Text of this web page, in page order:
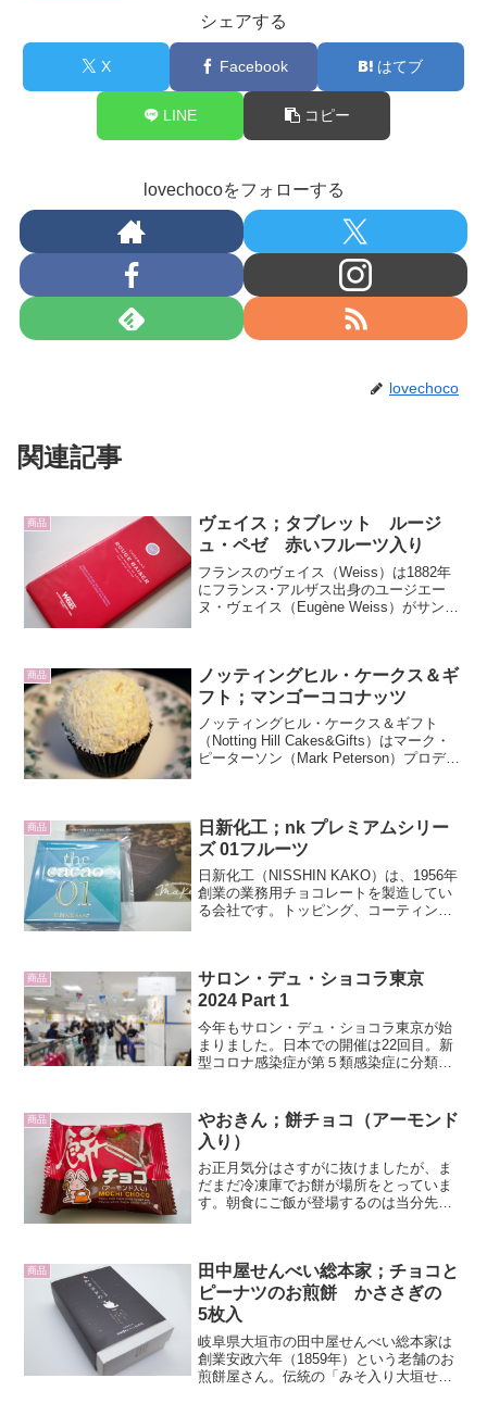
シェアする
X Facebook はてブ
LINE コピー
lovechocoをフォローする
lovechoco
関連記事
商品
ヴェイス；タブレット ルージ
ュ・ペゼ 赤いフルーツ入り
フランスのヴェイス（Weiss）は1882年
にフランス･アルザス出身のユージエー
ヌ・ヴェイス（Eugène Weiss）がサンテ
カー...
商品
ノッティングヒル・ケークス＆ギ
フト；マンゴーココナッツ
ノッティングヒル・ケークス＆ギフト
（Notting Hill Cakes&Gifts）はマーク・
ピーターソン（Mark Peterson）プロデュ
商品
日新化工；nk プレミアムシリー
ズ 01フルーツ
日新化工（NISSHIN KAKO）は、1956年
創業の業務用チョコレートを製造してい
る会社です。トッピング、コーティン
コレートを開発...
商品
サロン・デュ・ショコラ東京
2024 Part 1
今年もサロン・デュ・ショコラ東京が始
まりました。日本での開催は22回目。新
型コロナ感染症が第５類感染症に分類さ
りなイベントが復活したわけではなく、
去年と同じく会場は伊勢...
商品
やおきん；餅チョコ（アーモンド
入り）
お正月気分はさすがに抜けましたが、ま
だまだ冷凍庫でお餅が場所をとっていま
す。朝食にご飯が登場するのは当分先に
りして。駄菓子な...
商品
田中屋せんべい総本家；チョコと
ピーナツのお煎餅 かささぎの
5枚入
岐阜県大垣市の田中屋せんべい総本家は
創業安政六年（1859年）という老舗のお
煎餅屋さん。伝統の「みそ入り大垣せん